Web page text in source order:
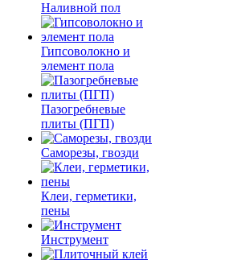
Наливной пол
Гипсоволокно и
элемент пола
Пазогребневые
плиты (ПГП)
Саморезы, гвозди
Клеи, герметики,
пены
Инструмент